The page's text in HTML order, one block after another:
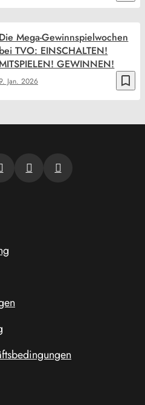
bookmark_border
Jan. 2026
Die Mega-Gewinnspielwochen
bei TVO: EINSCHALTEN!
GEWINNEN!